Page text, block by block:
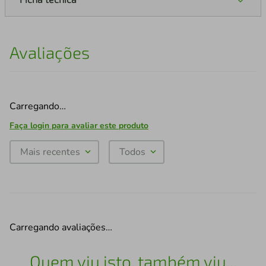
Avaliações
Carregando…
Faça login para avaliar este produto
Mais recentes Todos
Carregando avaliações…
Quem viu isto, também viu...